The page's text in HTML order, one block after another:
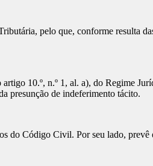
pelo que, conforme resulta
10.º, n.º 1, al. a), do Regime
presunção de indeferimento tácito.
do Código Civil. Por seu lado,